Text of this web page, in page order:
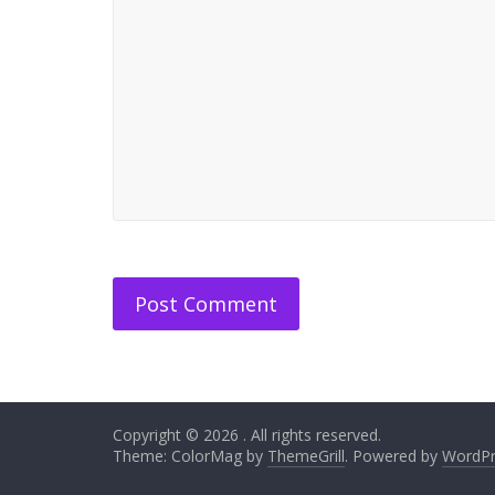
Copyright © 2026 . All rights reserved.
Theme: ColorMag by ThemeGrill. Powered by